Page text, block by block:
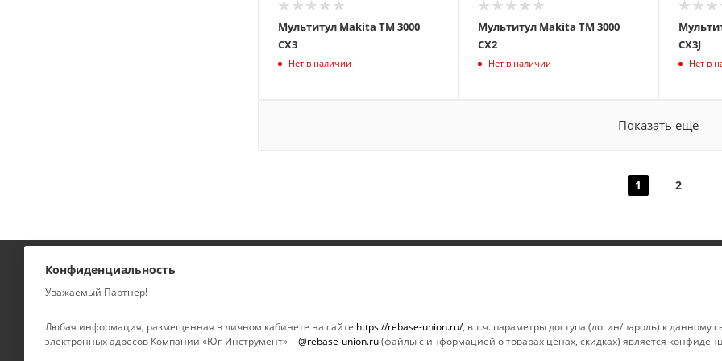
Мультитул Makita TM 3000
CX3
Нет в наличии
Мультитул Makita TM 3000
CX2
Нет в наличии
CX3J
Нет в
Показать еще
1 2
КАТАЛОГ
УСЛУГИ
Новости
Магазины
Условия оплаты
Условия
Условия
Конфиденциальность
Уважаемый Партнер!
Любая информация, размещенная в личном кабинете на сайте https://rebase-union.ru/, в т.ч. параметры доступа (логин/пароль) к данному
электронных адресов Компании «Юг-Инструмент»
__@rebase-union.ru(файлы с информацией о товарах ценах, скидках) является